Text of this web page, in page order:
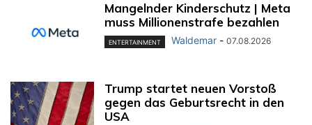
Mangelnder Kinderschutz | Meta
muss Millionenstrafe bezahlen
ENTERTAINMENT Waldemar - 07.08.2026
Trump startet neuen Vorstoß
gegen das Geburtsrecht in den
USA